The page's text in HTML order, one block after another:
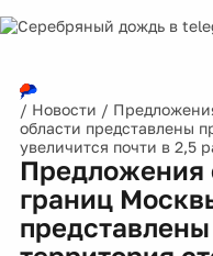
/ Новости /
области представлены
увеличится почти в 2,5
Предложения
границ